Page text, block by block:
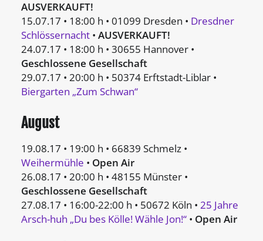
AUSVERKAUFT!
15.07.17 • 18:00 h • 01099 Dresden • Dresdner
Schlössernacht • AUSVERKAUFT!
24.07.17 • 18:00 h • 30655 Hannover •
Geschlossene Gesellschaft
29.07.17 • 20:00 h • 50374 Erftstadt-Liblar •
Biergarten „Zum Schwan“
August
19.08.17 • 19:00 h • 66839 Schmelz •
Weihermühle • Open Air
26.08.17 • 20:00 h • 48155 Münster •
Geschlossene Gesellschaft
27.08.17 • 16:00-22:00 h • 50672 Köln • 25 Jahre
Arsch-huh „Du bes Kölle! Wähle Jon!“ • Open Air